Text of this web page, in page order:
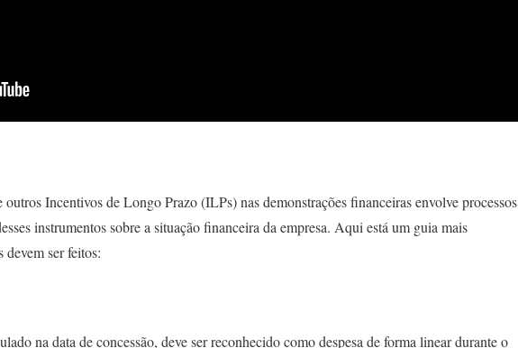
Incentivos de Longo Prazo (ILPs) nas demonstrações financeiras envolve processos
instrumentos sobre a situação financeira da empresa. Aqui está um guia mais
devem ser feitos:
na data de concessão, deve ser reconhecido como despesa de forma linear durante o